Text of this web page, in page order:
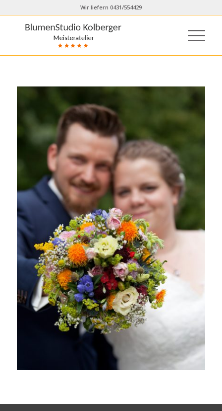
Wir liefern 0431/554429